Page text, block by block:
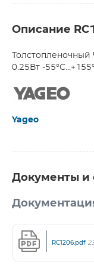
Описание
0.25Вт -
Yageo
Документы и
RC1206.pdf